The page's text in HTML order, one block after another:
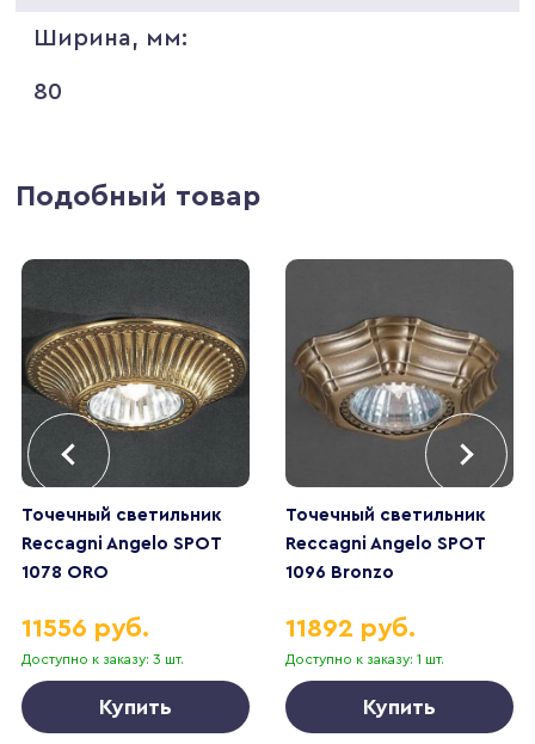
Ширина, мм:
80
Подобный товар
Точечный светильник
Reccagni Angelo SPOT
1078 ORO
Доступно к заказу: 3 шт.
11556 руб.
Купить
Точечный светильник
Reccagni Angelo SPOT
1096 Bronzo
Доступно к заказу: 1 шт.
11892 руб.
Купить